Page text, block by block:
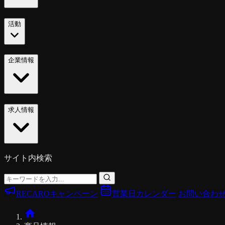
活動
企業情報
求人情報
サイト内検索
RECAROキャンペーン 営業日カレンダー お問い合わ